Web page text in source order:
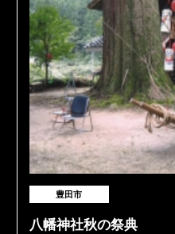
豊田市
八幡神社秋の祭典